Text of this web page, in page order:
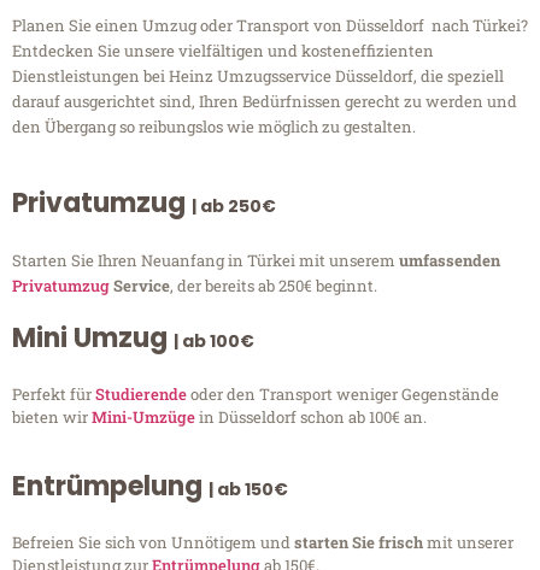
Planen Sie einen Umzug oder Transport von Düsseldorf nach Türkei?
Entdecken Sie unsere vielfältigen und kosteneffizienten
Dienstleistungen bei Heinz Umzugsservice Düsseldorf, die speziell
darauf ausgerichtet sind, Ihren Bedürfnissen gerecht zu werden und
den Übergang so reibungslos wie möglich zu gestalten.
Privatumzug | ab 250€
Starten Sie Ihren Neuanfang in Türkei mit unserem umfassenden
PrivatumzugService, der bereits ab 250€ beginnt.
Mini Umzug | ab 100€
Perfekt fürStudierendeoder den Transport weniger Gegenstände
bieten wirMini-Umzügein Düsseldorf schon ab 100€ an.
Entrümpelung | ab 150€
Befreien Sie sich von Unnötigem undstarten Sie frischmit unserer
Dienstleistung zurEntrümpelungab 150€.